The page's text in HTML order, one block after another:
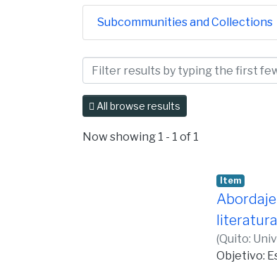
Subcommunities and Collections
Browsing Facultad
All browse results
Now showing 1 - 1 of 1
Item
(Quito:
Objetivo: